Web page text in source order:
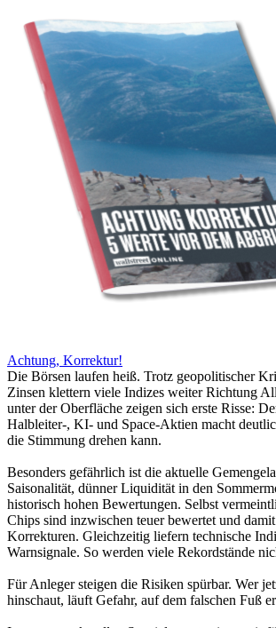
Achtung, Korrektur!
Die Börsen laufen heiß. Trotz geopolitischer
Zinsen klettern viele Indizes weiter Richtung
unter der Oberfläche zeigen sich erste Risse:
Halbleiter-, KI- und Space-Aktien macht
die Stimmung drehen kann.
Besonders gefährlich ist die aktuelle
Saisonalität, dünner Liquidität in den
historisch hohen Bewertungen. Selbst
Chips sind inzwischen teuer bewertet und
Korrekturen. Gleichzeitig liefern technische
Warnsignale. So werden viele Rekordstände
Für Anleger steigen die Risiken spürbar. Wer
hinschaut, läuft Gefahr, auf dem falschen Fuß